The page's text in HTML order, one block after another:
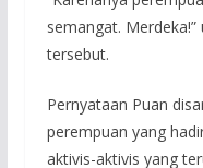
semangat.
tersebut.
Pernyataan Puan
perempuan yang
aktivis-aktivis yang